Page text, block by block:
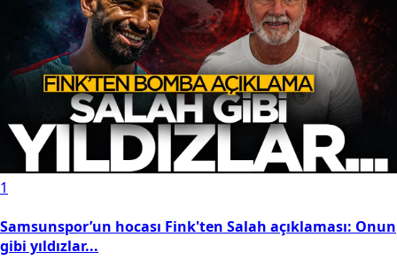
1
Samsunspor’un hocası Fink'ten Salah açıklaması: Onun
gibi yıldızlar...